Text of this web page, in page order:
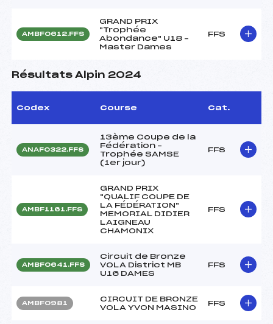
AMBF0612.FFS
GRAND PRIX
"Trophée
Abondance" U18 –
Master Dames
FFS
Résultats Alpin 2024
Codex Course Cat.
ANAF0322.FFS
13ème Coupe de la
Fédération –
Trophée SAMSE
(1er jour)
FFS
AMBF1161.FFS
GRAND PRIX
"QUALIF COUPE DE
LA FÉDÉRATION"
MEMORIAL DIDIER
LAIGNEAU
CHAMONIX
FFS
AMBF0641.FFS
Circuit de Bronze
VOLA District MB
U16 DAMES
FFS
AMBF0981
CIRCUIT DE BRONZE
VOLA YVON MASINO
FFS